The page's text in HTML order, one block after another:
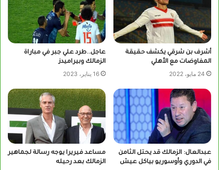
أشرف بن شرقي يكشف حقيقة
المفاوضات مع الأهلي
24 مايو، 2022
عاجل..طرد علي جبر في مباراة
الزمالك وبيراميدز
16 يناير، 2023
عبدالعال: الزمالك قد يحتل الثامن
في الدوري وأوسوريو بياكل عيش
مساعد فيريرا يوجه رسالة لجماهير
الزمالك بعد رحيله